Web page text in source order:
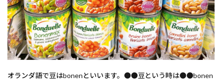
オランダ語で豆はbonenといいます。●●豆という時は●●bonen